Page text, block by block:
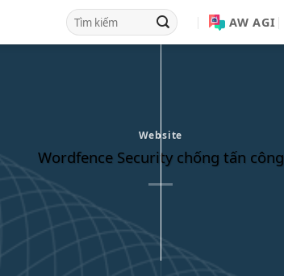
AW AGI
Website
Wordfence Security chống tấn công